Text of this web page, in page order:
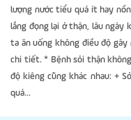
lượng nước tiểu quá ít hay
lắng đọng lại ở thận, lâu ngày
ta ăn uống không điều độ
chi tiết. * Bệnh sỏi thận
độ kiêng cũng khác nhau: +
quá...